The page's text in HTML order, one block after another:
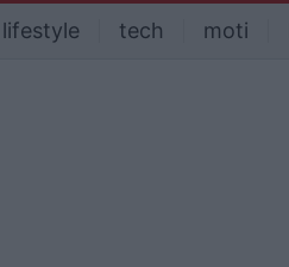
lifestyle tech moti